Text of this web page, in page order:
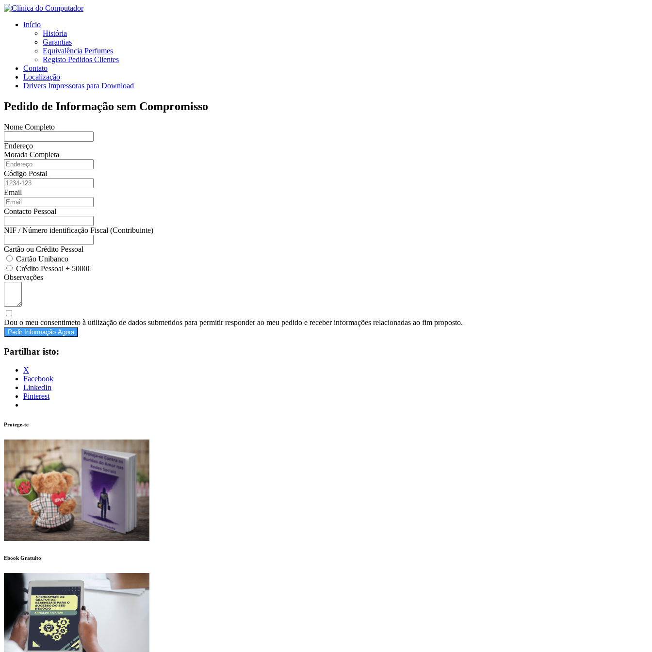
Início
História
Garantias
Equivalência Perfumes
Registo Pedidos Clientes
Contato
Localização
Drivers Impressoras para Download
Pedido de Informação sem Compromisso
Nome Completo
Endereço
Morada Completa
Código Postal
Email
Contacto Pessoal
NIF / Número identificação Fiscal (Contribuinte)
Cartão ou Crédito Pessoal
Cartão Unibanco
Crédito Pessoal + 5000€
Observações
Dou o meu consentimeto à utilização de dados submetidos para permitir responder ao meu pedido e receber informações relacionadas ao fim proposto.
Pedir Informação Agora
Partilhar isto:
X
Facebook
LinkedIn
Pinterest
Protege-te
Ebook Gratuito